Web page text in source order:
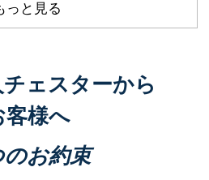
っと見る
ェスターから
客様へ
のお約束